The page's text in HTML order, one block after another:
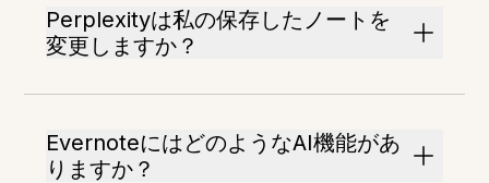
Perplexityは私の保存したノートを
変更しますか？
EvernoteにはどのようなAI機能があ
りますか？